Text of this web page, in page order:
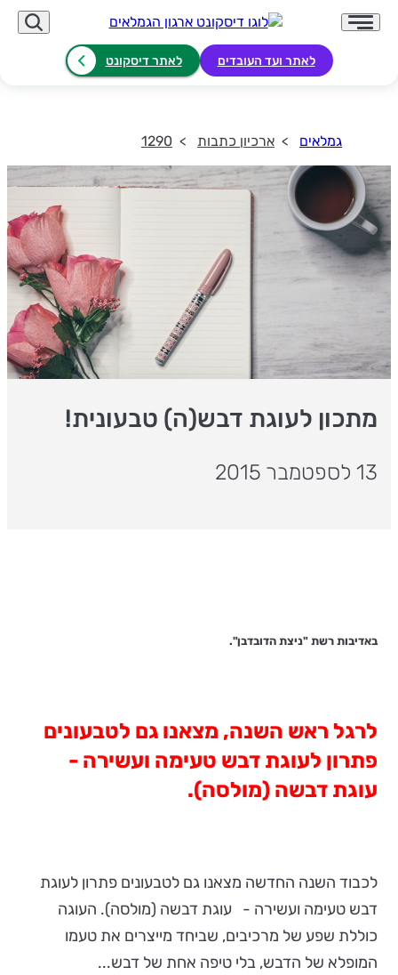
לאתר ועד העובדים לאתר דיסקונט
גמלאים ארכיון כתבות 1290
מתכון לעוגת דבש(ה) טבעונית!
13 לספטמבר 2015
באדיבות רשת "ניצת הדובדבן".
לרגל ראש השנה, מצאנו גם לטבעונים
פתרון לעוגת דבש טעימה ועשירה -
עוגת דבשה (מולסה).
לכבוד השנה החדשה מצאנו גם לטבעונים פתרון לעוגת
דבש טעימה ועשירה - עוגת דבשה (מולסה). העוגה
כוללת שפע של מרכיבים, שביחד מייצרים את טעמו
המופלא של הדבש, בלי טיפה אחת של דבש...